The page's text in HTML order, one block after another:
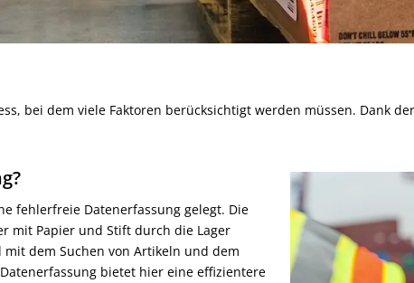
bei dem viele Faktoren berücksichtigt werden müssen. Dank
fehlerfreie Datenerfassung gelegt. Die
mit Papier und Stift durch die Lager
dem Suchen von Artikeln und dem
bietet hier eine effizientere